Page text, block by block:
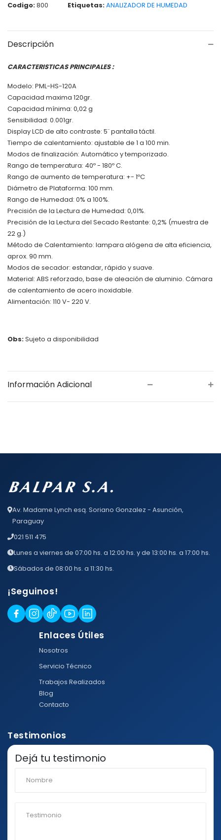
Codigo:800 Etiquetas:ANALIZADOR DE HUMEDAD
Descripción
CARACTERISTICAS PRINCIPALES :
Modelo: PML-HS-120A
Capacidad maxima 120gr.
Capacidad mínima: 0,02 g
Sensibilidad: 0.001gr.
Display LCD de alto contraste: 5¨ pantalla táctil.
Tiempo de calentamiento: ajustable de 1 a 100 min.
Modos de finalización: Automático y temporizado.
Rango de temperatura: 40º - 180º C.
Rango de aumento de temperatura: +- 1ºC
Diámetro de Plataforma: 100 mm.
Rango de Humedad: 0% a 100%.
Precisión de la Lectura de Humedad: 0,01%.
Precisión de la Lectura del Secado Restante: 0,2% (muestra de
22 g.)
Método de Calentamiento: lampara alógena de alta eficiencia,
aprox. 90 mm.
Modos de secador: estandar, rápido y suave.
Material: ABS reforzado, base de aleación de aluminio. Cámara
de calentamiento de acero inoxidable.
Alimentación: 110 V- 220 V.
Obs:Sujeto a disponibilidad
Información Adicional
Av. Madame Lynch esq. Soriano Gonzalez - Asunción,
Paraguay
021 511 475
Lunes a viernes de 07:00 hs. a 12:00 hs. y de 13:00 hs. a 17:00 hs.
Sábados de 08:00 hs. a 11:30 hs.
¡Seguinos!
Enlaces Útiles
Nosotros
Servicio Técnico
Trabajos Realizados
Blog
Contacto
Testimonios
Dejá tu testimonio